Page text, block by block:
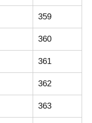
359
360
361
362
363